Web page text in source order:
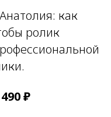
как
ролик
₽